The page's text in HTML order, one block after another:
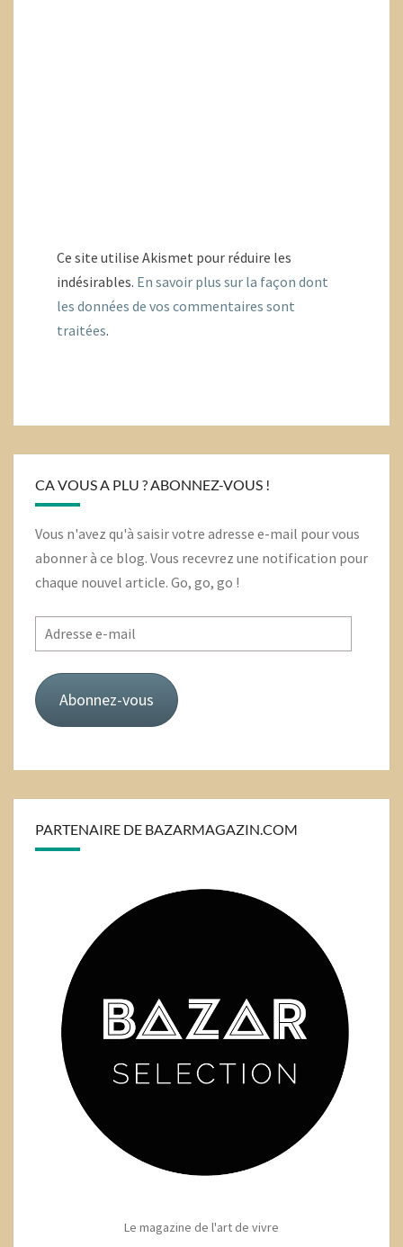
Ce site utilise Akismet pour réduire les
indésirables. En savoir plus sur la façon dont
les données de vos commentaires sont
traitées.
CA VOUS A PLU ? ABONNEZ-VOUS !
Vous n'avez qu'à saisir votre adresse e-mail pour vous
abonner à ce blog. Vous recevrez une notification pour
chaque nouvel article. Go, go, go !
Adresse
e-
mail
Abonnez-vous
PARTENAIRE DE BAZARMAGAZIN.COM
Le magazine de l'art de vivre